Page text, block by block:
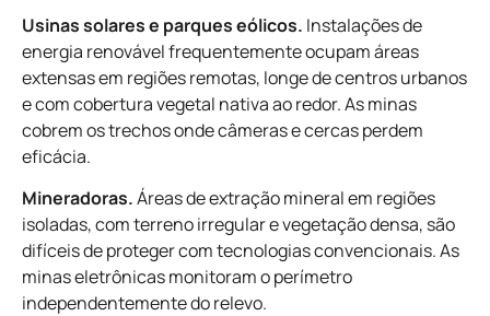
Usinas solares e parques eólicos. Instalações de
energia renovável frequentemente ocupam áreas
extensas em regiões remotas, longe de centros urbanos
e com cobertura vegetal nativa ao redor. As minas
cobrem os trechos onde câmeras e cercas perdem
eficácia.
Mineradoras.Áreas de extração mineral em regiões
isoladas, com terreno irregular e vegetação densa, são
difíceis de proteger com tecnologias convencionais. As
minas eletrônicas monitoram o perímetro
independentemente do relevo.